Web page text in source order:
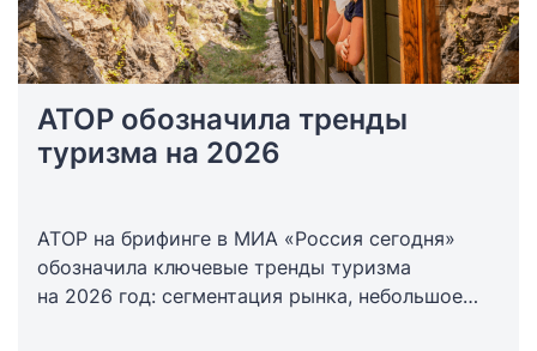
АТОР обозначила тренды
туризма на 2026
АТОР на брифинге в МИА «Россия сегодня»
обозначила ключевые тренды туризма
на 2026 год: сегментация рынка, небольшое